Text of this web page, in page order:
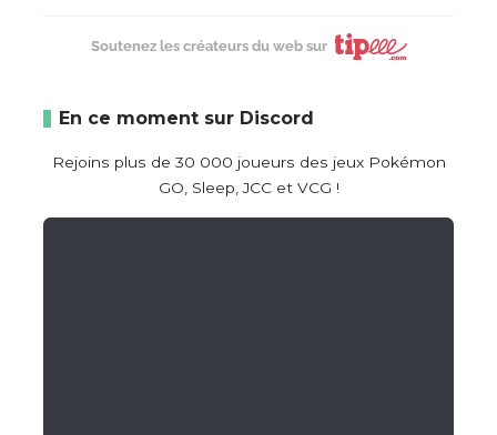
Soutenez les créateurs du web sur
En ce moment sur Discord
Rejoins plus de 30 000 joueurs des jeux Pokémon
GO, Sleep, JCC et VCG !